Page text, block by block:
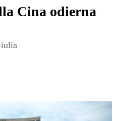
Cina odierna